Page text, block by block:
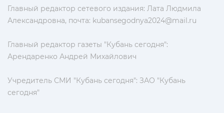
Главный редактор сетевого издания: Лата Людмила
Александровна, почта: kubansegodnya2024@mail.ru
Главный редактор газеты "Кубань сегодня":
Арендаренко Андрей Михайлович
Учредитель СМИ "Кубань сегодня": ЗАО "Кубань
сегодня"